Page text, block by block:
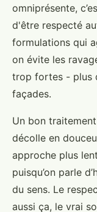
omniprésente,
d'être respecté
formulations qui
on évite les
trop fortes - plus
façades.
Un bon
décolle en
approche plus
puisqu’on parle
du sens. Le
aussi ça, le vrai